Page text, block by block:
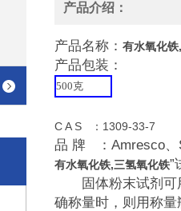
产品介绍：
产品名称： 有水氧化
产品包装：
500克
C A S ：1309-33-7
品 牌 ：Amresco、
有水氧化铁,三氢氧化铁”
固体粉末试剂可用
确称量时，则用称